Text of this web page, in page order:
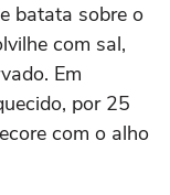
batata sobre o
com sal,
Em
por 25
com o alho